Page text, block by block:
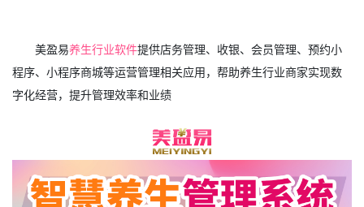
美盈易养生行业软件提供店务管理、收银、会员管理、预约小
程序、小程序商城等运营管理相关应用，帮助养生行业商家实现数
字化经营，提升管理效率和业绩